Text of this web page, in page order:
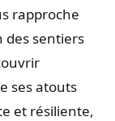
rapproche
des sentiers
ses atouts
et résiliente,